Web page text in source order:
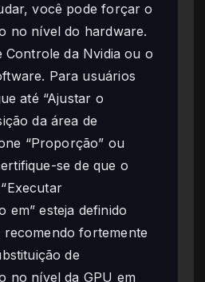
você pode forçar o
no nível do hardware.
Controle da Nvidia ou o
Para usuários
até “Ajustar o
da área de
“Proporção” ou
se de que o
em” esteja definido
recomendo fortemente
de
no nível da GPU em